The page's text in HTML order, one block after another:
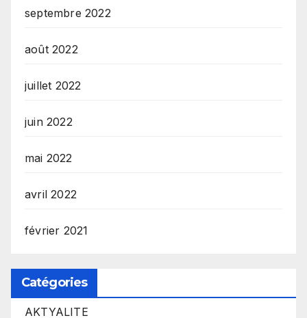
septembre 2022
août 2022
juillet 2022
juin 2022
mai 2022
avril 2022
février 2021
Catégories
AKTYALITE